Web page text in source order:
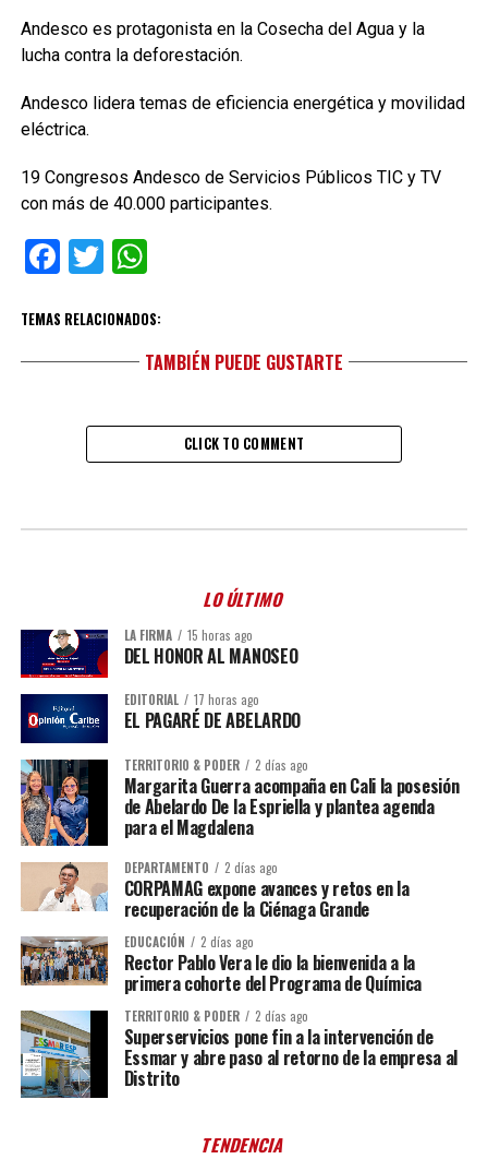
Andesco es protagonista en la Cosecha del Agua y la
lucha contra la deforestación.
Andesco lidera temas de eficiencia energética y movilidad
eléctrica.
19 Congresos Andesco de Servicios Públicos TIC y TV
con más de 40.000 participantes.
Facebook
TwitterWhatsApp
TEMAS RELACIONADOS:
TAMBIÉN PUEDE GUSTARTE
CLICK TO COMMENT
LO ÚLTIMO
LA FIRMA 15 horas ago
DEL HONOR AL MANOSEO
EDITORIAL 17 horas ago
EL PAGARÉ DE ABELARDO
TERRITORIO & PODER 2 días ago
Margarita Guerra acompaña en Cali la posesión
de Abelardo De la Espriella y plantea agenda
para el Magdalena
DEPARTAMENTO 2 días ago
CORPAMAG expone avances y retos en la
recuperación de la Ciénaga Grande
EDUCACIÓN 2 días ago
Rector Pablo Vera le dio la bienvenida a la
primera cohorte del Programa de Química
TERRITORIO & PODER 2 días ago
Superservicios pone fin a la intervención de
Essmar y abre paso al retorno de la empresa al
Distrito
TENDENCIA